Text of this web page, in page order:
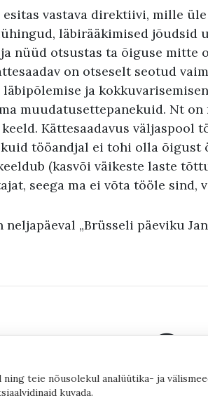
esitas vastava direktiivi, mille
läbirääkimised jõudsid
nüüd otsustas ta õiguse mitte
on otseselt seotud
ja
muudatusettepanekuid. Nt
Kättesaadavus väljaspool
tööandjal ei tohi olla õigust
(kasvõi väikeste laste
seega ma ei võta tööle sind,
„Brüsseli päeviku
ning teie nõusolekul analüütika- ja
kuvada.